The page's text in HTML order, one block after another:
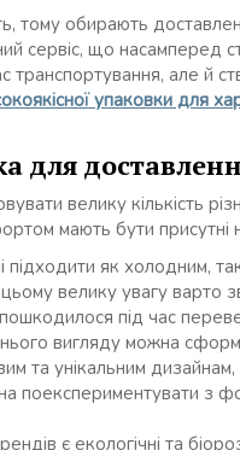
тому обирають
сервіс, що насамперед
транспортування, але й
упаковки для
для
велику кількість
мають бути присутні
як холодним,
велику увагу варто
під час
вигляду можна
та унікальним
поекспериментувати з
є екологічні та